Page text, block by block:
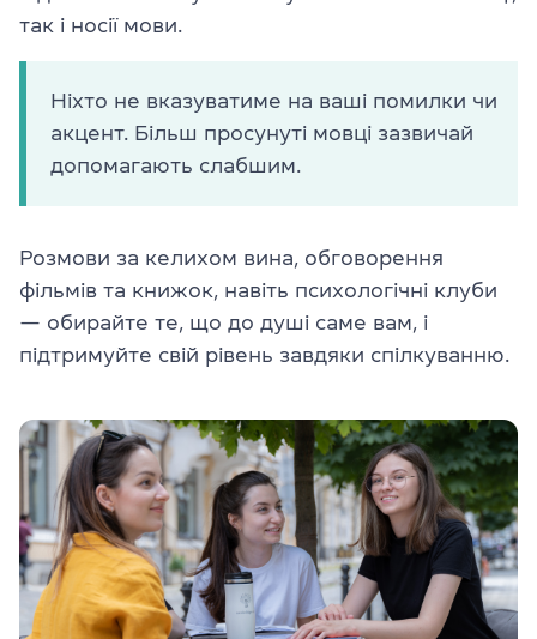
так і носії мови.
Ніхто не вказуватиме на ваші помилки чи
акцент. Більш просунуті мовці зазвичай
допомагають слабшим.
Розмови за келихом вина, обговорення
фільмів та книжок, навіть психологічні клуби
— обирайте те, що до душі саме вам, і
підтримуйте свій рівень завдяки спілкуванню.